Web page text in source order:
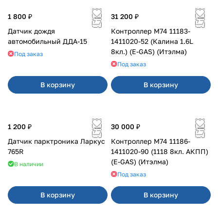
1 800 ₽
Датчик дождя
автомобильный ДДА-15
Под заказ
В корзину
31 200 ₽
Контроллер М74 11183-
1411020-52 (Калина 1.6L
8кл.) (E-GAS) (Итэлма)
Под заказ
В корзину
1 200 ₽
Датчик парктроника Ларкус
765R
В наличии
В корзину
30 000 ₽
Контроллер М74 11186-
1411020-90 (1118 8кл. АКПП)
(E-GAS) (Итэлма)
Под заказ
В корзину